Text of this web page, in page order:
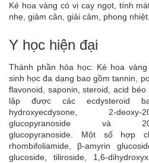
Ké hoa vàng có vị cay ngọt, tính
nhẹ, giảm cân, giải cảm, phong
Y học hiện đại
Thành phần hóa học: Ké hoa
sinh học đa dạng bao gồm tannin,
flavonoid, saponin, steroid, acid
lập được các ecdysteroid
hydroxyecdysone, 2-deoxy-20-
glucopyranoside và 20-
glucopyranoside. Một số hợp
rhombifoliamide, β-amyrin
glucoside, tiliroside, 1,6-